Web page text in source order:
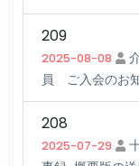
209
2025-08-08
員 ご入会のお
208
2025-07-29